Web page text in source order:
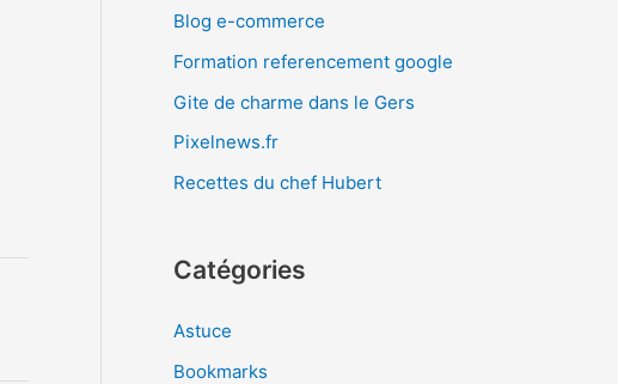
Blog e-commerce
Formation referencement google
Gite de charme dans le Gers
Pixelnews.fr
Recettes du chef Hubert
Catégories
Astuce
Bookmarks